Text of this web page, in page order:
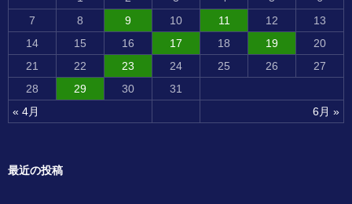
« 4月 6月 »
7
8 9 10 11 12
13
14
15 16 17 18 19
20
21
22 23 24 25 26
27
28
29 30 31
最近の投稿